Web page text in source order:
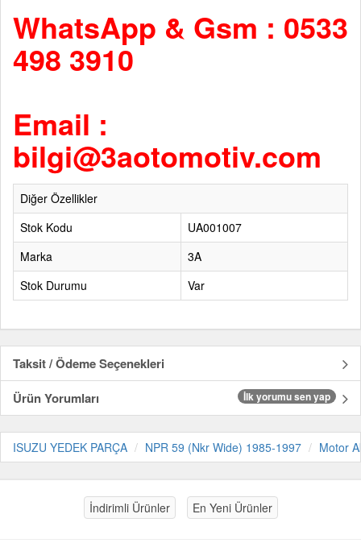
WhatsApp & Gsm : 0533
498 3910
Email :
bilgi@3aotomotiv.com
Diğer Özellikler
Stok Kodu
UA001007
Marka
3A
Stok Durumu
Var
Taksit / Ödeme Seçenekleri
Ürün Yorumları
İlk yorumu sen yap
ISUZU YEDEK PARÇA NPR 59 (Nkr Wide) 1985-1997 Motor
İndirimli Ürünler En Yeni Ürünler